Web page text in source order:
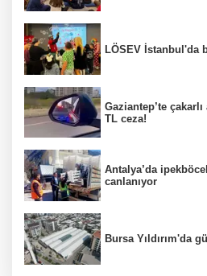
LÖSEV İstanbul'da
Gaziantep’te
TL ceza!
Antalya’da
canlanıyor
Bursa Yıldırım'da